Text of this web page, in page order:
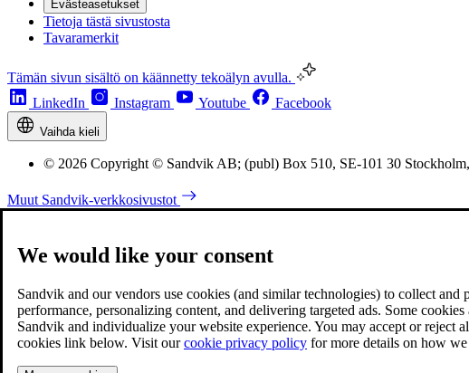
Evästeasetukset
Tietoja tästä sivustosta
Tavaramerkit
Tämän sivun sisältö on käännetty tekoälyn avulla.
LinkedIn
Instagram Youtube Facebook
Vaihda kieli
© 2026 Copyright © Sandvik AB; (publ) Box 510, SE-101 30
Muut Sandvik-verkkosivustot
We would like your consent
Sandvik and our vendors use cookies (and similar technologies) to collect and
performance, personalizing content, and delivering targeted ads. Some
Sandvik and individualize your website experience. You may accept or reject
cookies link below. Visit ourcookie privacy policy for more details on how we